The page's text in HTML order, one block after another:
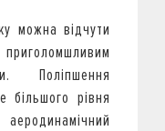
можна відчути
Поліпшення
більшого рівня